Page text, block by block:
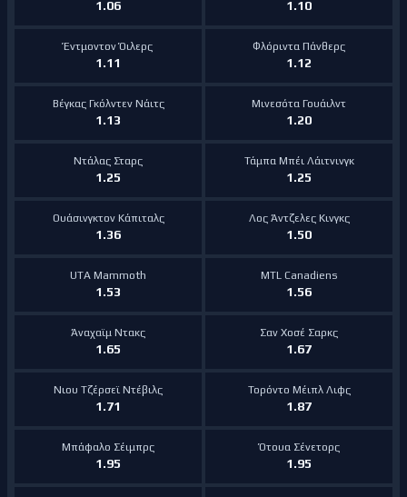
1.06 1.10
Έντμοντον Όιλερς
1.11
Φλόριντα Πάνθερς
1.12
Βέγκας Γκόλντεν Νάιτς
1.13
Μινεσότα Γουάιλντ
1.20
Ντάλας Σταρς
1.25
Τάμπα Μπέι Λάιτνινγκ
1.25
Ουάσινγκτον Κάπιταλς
1.36
Λος Άντζελες Κινγκς
1.50
UTA Mammoth
1.53
MTL Canadiens
1.56
Άναχαϊμ Ντακς
1.65
Σαν Χοσέ Σαρκς
1.67
Νιου Τζέρσεϊ Ντέβιλς
1.71
Τορόντο Μέιπλ Λιφς
1.87
Μπάφαλο Σέιμπρς
1.95
Ότουα Σένετορς
1.95